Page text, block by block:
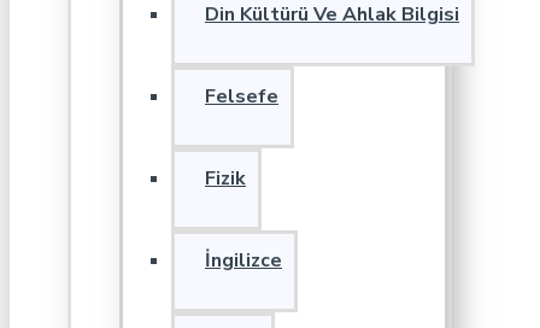
Din Kültürü Ve Ahlak Bilgisi
Felsefe
Fizik
İngilizce